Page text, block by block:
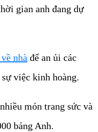
gian anh đang dự
nhà để an ủi các
việc kinh hoàng.
món trang sức và
bảng Anh.